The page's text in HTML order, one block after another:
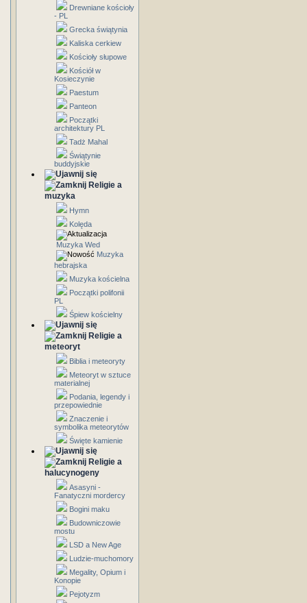
Drewniane kościoły
- PL
Grecka świątynia
Kaliska cerkiew
Kościoły słupowe
Kościół w
Kosieczynie
Paestum
Panteon
Początki
architektury PL
Tadż Mahal
Świątynie
buddyjskie
Religie a
muzyka
Hymn
Kolęda
Muzyka Wed
Muzyka
hebrajska
Muzyka kościelna
Początki polifonii
PL
Śpiew kościelny
Religie a
meteoryt
Biblia i meteoryty
Meteoryt w sztuce
materialnej
Podania, legendy i
przepowiednie
Znaczenie i
symbolika meteorytów
Święte kamienie
Religie a
halucynogeny
Asasyni -
Fanatyczni mordercy
Bogini maku
Budowniczowie
mostu
LSD a New Age
Ludzie-muchomory
Megality, Opium i
Konopie
Pejotyzm